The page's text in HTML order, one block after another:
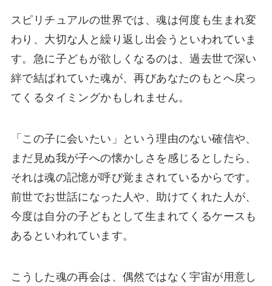
スピリチュアルの世界では、魂は何度も生まれ変
わり、大切な人と繰り返し出会うといわれていま
す。急に子どもが欲しくなるのは、過去世で深い
絆で結ばれていた魂が、再びあなたのもとへ戻っ
てくるタイミングかもしれません。
「この子に会いたい」という理由のない確信や、
まだ見ぬ我が子への懐かしさを感じるとしたら、
それは魂の記憶が呼び覚まされているからです。
前世でお世話になった人や、助けてくれた人が、
今度は自分の子どもとして生まれてくるケースも
あるといわれています。
こうした魂の再会は、偶然ではなく宇宙が用意し